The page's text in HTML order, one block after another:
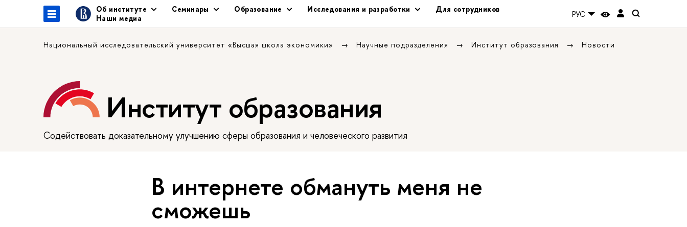
Об институте Семинары Образование Исследования и разработки
Для сотрудников
Наши медиа
РУС
Национальный исследовательский университет «Высшая школа экономики» Научные подразделения Институт образования Новости
Институт образования
Содействовать доказательному улучшению сферы образования и человеческого развития
В интернете обмануть меня не
сможешь